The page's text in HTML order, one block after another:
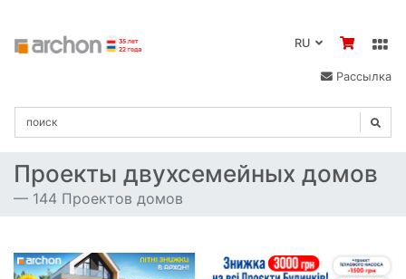
Рассылка
Проекты двухсемейных домов
144 Проектов домов